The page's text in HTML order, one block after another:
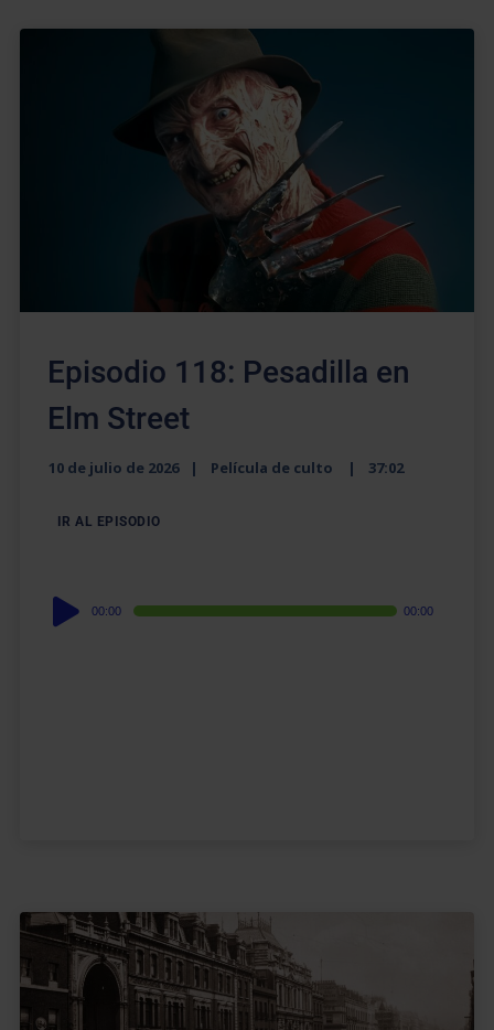
Episodio 118: Pesadilla en
Elm Street
10 de julio de 2026 Película de culto 37:02
IR AL EPISODIO
Audio
Player
00:00 00:00